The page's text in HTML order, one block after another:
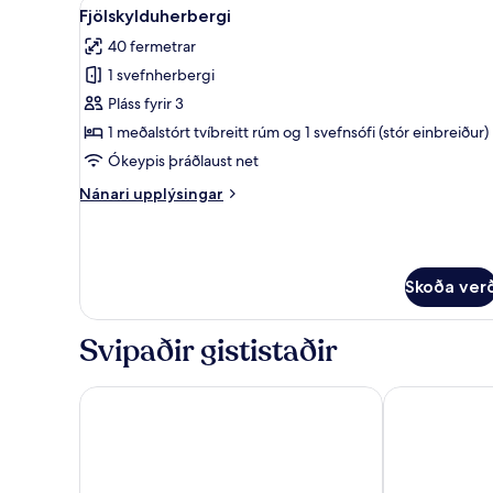
allar
myndir
fyrir
Fjölskylduherbergi
5
Fjölskylduherbergi
40 fermetrar
1 svefnherbergi
Pláss fyrir 3
1 meðalstórt tvíbreitt rúm og 1 svefnsófi (stór einbreiður)
Ókeypis þráðlaust net
Nánari upplýsingar
Nánari
Skoða
Svipaðir gististaðir
Hotel Kalma Palace Hotel